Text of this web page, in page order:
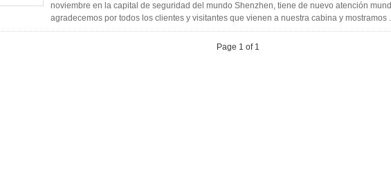
noviembre en la capital de seguridad del mundo Shenzhen, tiene de nuevo atención
agradecemos por todos los clientes y visitantes que vienen a nuestra cabina y mostramos
Page 1 of 1